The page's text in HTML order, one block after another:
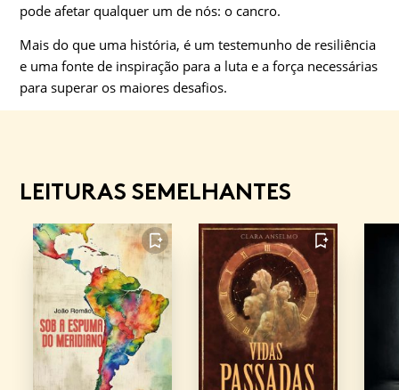
pode afetar qualquer um de nós: o cancro.
Mais do que uma história, é um testemunho de resiliência
e uma fonte de inspiração para a luta e a força necessárias
para superar os maiores desafios.
LEITURAS SEMELHANTES
FAVORITO FAVORITO